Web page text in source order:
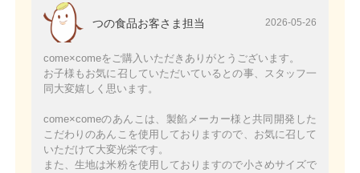
つの食品お客さま担当 2026-05-26
come×comeをご購入いただきありがとうございます。
お子様もお気に召していただいているとの事、スタッフ一
同大変嬉しく思います。
come×comeのあんこは、製餡メーカー様と共同開発した
こだわりのあんこを使用しておりますので、お気に召して
いただけて大変光栄です。
また、生地は米粉を使用しておりますので小さめサイズで